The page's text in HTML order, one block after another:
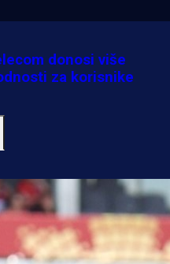
donosi više
za korisnike